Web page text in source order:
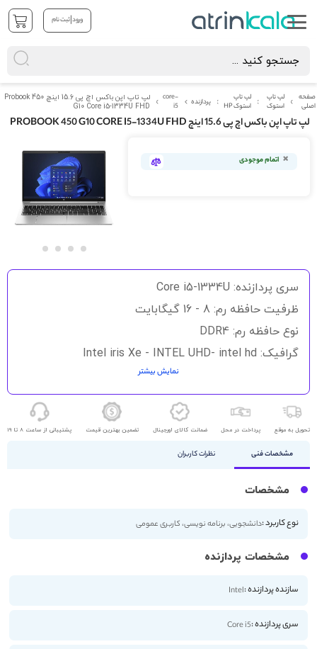
ورود|ثبت نام
صفحه
اصلی
لپ تاپ
استوک
لپ تاپ
استوک HP
پردازنده
core-
i5
لپ تاپ اپن باکس اچ پی 15.6 اینچ Probook 450
G10 Core i5-1334U FHD
لپ تاپ اپن باکس اچ پی 15.6 اینچ PROBOOK 450 G10 CORE I5-1334U FHD
تصاویر
اتمام موجودی
سری پردازنده: Core i5-1334U
ظرفیت حافظه رم: 8 - 16 گیگابایت
نوع حافظه رم: DDR4
گرافیک: Intel iris Xe - INTEL UHD- intel hd
اندازه صفحه نمایش: 15.6 اینچ
کیفیت صفحه نمایش: FHD
نمایش بیشتر
تحویل به موقع پرداخت در محل ضمانت کالای اورجینال تضمین بهترین قیمت پشتیبانی از ساعت 8 تا 19
مشخصات فنی نظرات کاربران
مشخصات
نوع کاربرد :دانشجویی، برنامه نویسی، کاربری عمومی
مشخصات پردازنده
سازنده پردازنده :Intel
سری پردازنده :Core i5